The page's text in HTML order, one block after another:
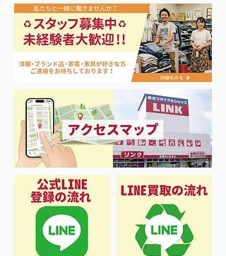
バカラ シャンパングラ
ス買取！